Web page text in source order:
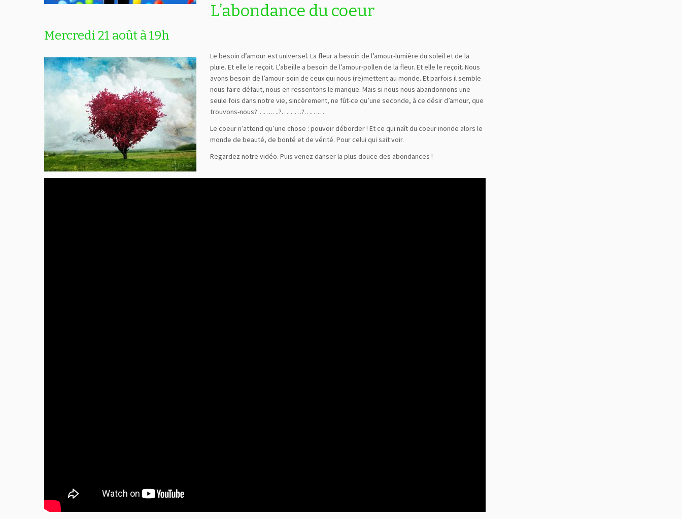
L’abondance du coeur
Mercredi 21 août à 19h
Le besoin d’amour est universel. La fleur a besoin de l’amour-lumière du soleil et de la
pluie. Et elle le reçoit. L’abeille a besoin de l’amour-pollen de la fleur. Et elle le reçoit. Nous
avons besoin de l’amour-soin de ceux qui nous (re)mettent au monde. Et parfois il semble
nous faire défaut, nous en ressentons le manque. Mais si nous nous abandonnons une
seule fois dans notre vie, sincèrement, ne fût-ce qu’une seconde, à ce désir d’amour, que
trouvons-nous?……….?………?……….
Le coeur n’attend qu’une chose : pouvoir déborder ! Et ce qui naît du coeur inonde alors le
monde de beauté, de bonté et de vérité. Pour celui qui sait voir.
Regardez notre vidéo. Puis venez danser la plus douce des abondances !